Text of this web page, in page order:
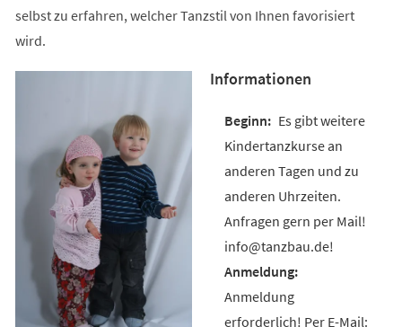
selbst zu erfahren, welcher Tanzstil von Ihnen favorisiert
wird.
Informationen
Es gibt weitere
Kindertanzkurse an
anderen Tagen und zu
anderen Uhrzeiten.
Anfragen gern per Mail!
info@tanzbau.de!
Anmeldung
erforderlich! Per E-Mail: